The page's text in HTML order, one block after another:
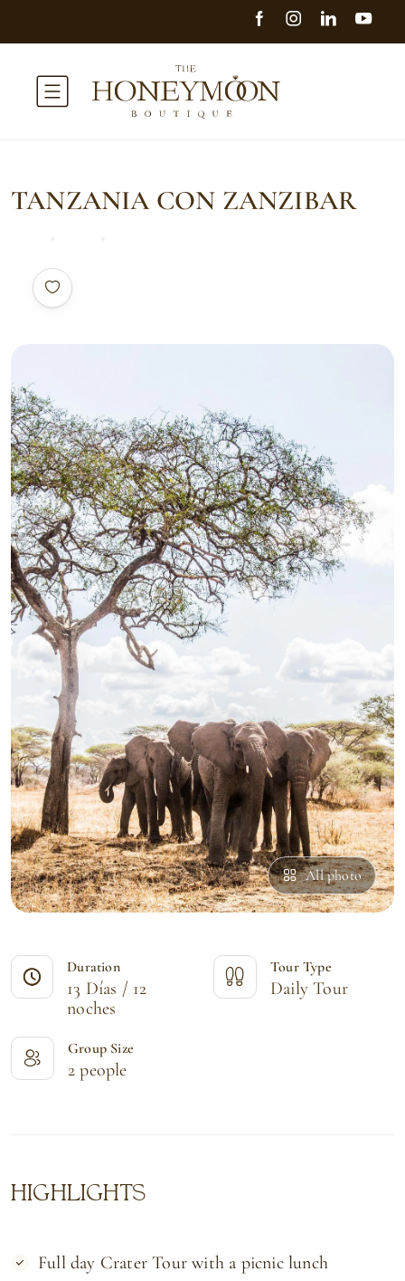
TANZANIA CON ZANZIBAR
All photo
Duration
13 Días / 12
noches
Tour Type
Daily Tour
Group Size
2 people
HIGHLIGHTS
Full day Crater Tour with a picnic lunch